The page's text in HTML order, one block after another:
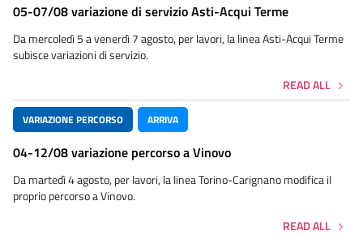
05-07/08 variazione di servizio Asti-Acqui Terme
Da mercoledì 5 a venerdì 7 agosto, per lavori, la linea Asti-Acqui Terme
subisce variazioni di servizio.
READ ALL
VARIAZIONE PERCORSO ARRIVA
04-12/08 variazione percorso a Vinovo
Da martedì 4 agosto, per lavori, la linea Torino-Carignano modifica il
proprio percorso a Vinovo.
READ ALL